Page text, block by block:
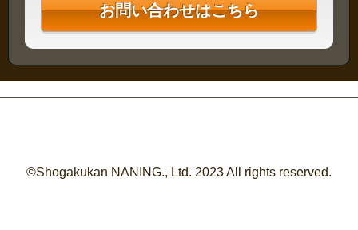
お問い合わせはこちら
©Shogakukan NANING., Ltd. 2023 All rights reserved.